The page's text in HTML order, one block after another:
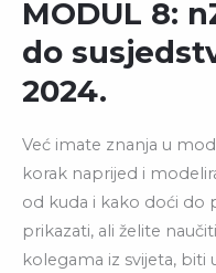
MODUL 8:
do
2024.
Već imate znanja u
korak naprijed i
od kuda i kako doći do
prikazati, ali želite
kolegama iz svijeta,